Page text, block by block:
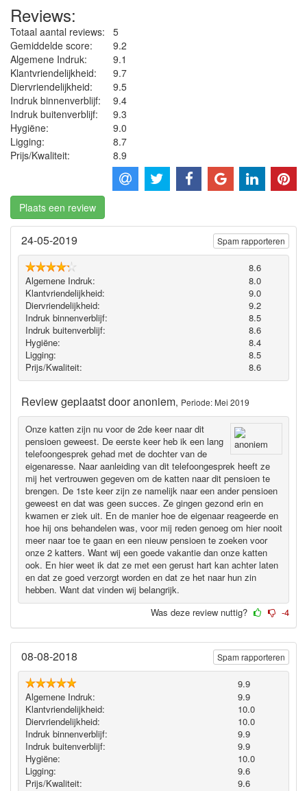
Reviews:
Totaal aantal reviews:
5
Gemiddelde score:
9.2
Algemene Indruk:
9.1
Klantvriendelijkheid:
9.7
Diervriendelijkheid:
9.5
Indruk binnenverblijf:
9.4
Indruk buitenverblijf:
9.3
Hygiëne‎:
9.0
Ligging:
8.7
Prijs/Kwaliteit:
8.9
Plaats een review
24-05-2019
8.6
Algemene Indruk:
8.0
Klantvriendelijkheid:
9.0
Diervriendelijkheid:
9.2
Indruk binnenverblijf:
8.5
Indruk buitenverblijf:
8.6
Hygiëne‎:
8.4
Ligging:
8.5
Prijs/Kwaliteit:
8.6
Review geplaatst dooranoniem, Periode: Mei 2019
Onze katten zijn nu voor de 2de keer naar dit
pensioen geweest. De eerste keer heb ik een lang
telefoongesprek gehad met de dochter van de
eigenaresse. Naar aanleiding van dit telefoongesprek heeft ze
mij het vertrouwen gegeven om de katten naar dit pensioen te
brengen. De 1ste keer zijn ze namelijk naar een ander pensioen
geweest en dat was geen succes. Ze gingen gezond erin en
kwamen er ziek uit. En de manier hoe de eigenaar reageerde en
hoe hij ons behandelen was, voor mij reden genoeg om hier nooit
meer naar toe te gaan en een nieuw pensioen te zoeken voor
onze 2 katters. Want wij een goede vakantie dan onze katten
ook. En hier weet ik dat ze met een gerust hart kan achter laten
en dat ze goed verzorgt worden en dat ze het naar hun zin
hebben. Want dat vinden wij belangrijk.
Spam rapporteren
Was deze review nuttig? -4
08-08-2018
9.9
Algemene Indruk:
9.9
Klantvriendelijkheid:
10.0
Diervriendelijkheid:
10.0
Indruk binnenverblijf:
9.9
Indruk buitenverblijf:
9.9
Hygiëne‎:
10.0
Ligging:
9.6
Prijs/Kwaliteit:
9.6
Spam rapporteren